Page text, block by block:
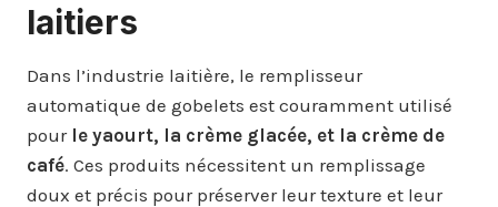
laitiers
Dans l’industrie laitière, le remplisseur
automatique de gobelets est couramment utilisé
pour le yaourt, la crème glacée, et la crème de
café. Ces produits nécessitent un remplissage
doux et précis pour préserver leur texture et leur